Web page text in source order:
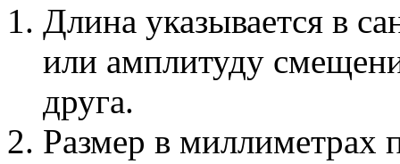
Длина указывается в
или амплитуду
друга.
Размер в миллиметрах